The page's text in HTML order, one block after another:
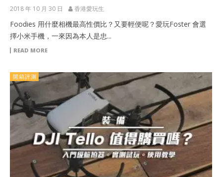
2018 年 10 月 30 日 香港愛玩生
Foodies 用什麼相機最高性價比？又要輕便呢？愛玩Foster 會選
擇小米手機，一來因為本人是忠...
READ MORE
開箱評測